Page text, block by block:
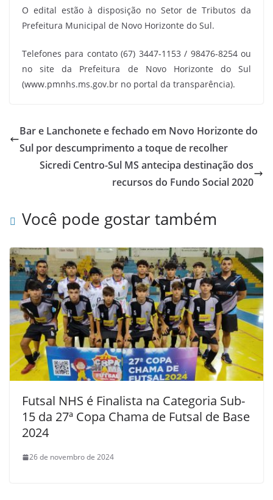
O edital estão à disposição no Setor de Tributos da
Prefeitura Municipal de Novo Horizonte do Sul.
Telefones para contato (67) 3447-1153 / 98476-8254 ou
no site da Prefeitura de Novo Horizonte do Sul
(www.pmnhs.ms.gov.br no portal da transparência).
Bar e Lanchonete e fechado em Novo Horizonte do
Sul por descumprimento a toque de recolher
Sicredi Centro-Sul MS antecipa destinação dos
recursos do Fundo Social 2020
Você pode gostar também
Futsal NHS é Finalista na Categoria Sub-
15 da 27ª Copa Chama de Futsal de Base
2024
26 de novembro de 2024